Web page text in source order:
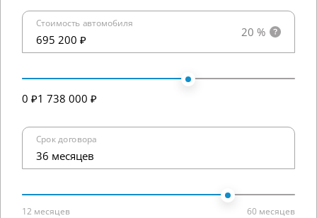
Стоимость автомобиля
695 200 ₽
20 %
0 ₽1 738 000 ₽
Срок договора
36 месяцев
12 месяцев 60 месяцев